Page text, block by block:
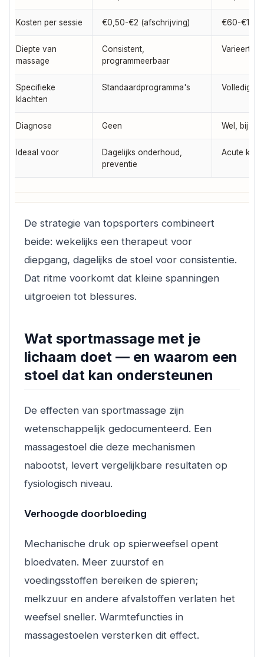
Kosten per sessie €0,50-€2 (afschrijving) €60-€120
Diepte van
massage
Consistent,
programmeerbaar
Varieert
Specifieke
klachten
Standaardprogramma's Volledig
Diagnose Geen Wel, bij
Ideaal voor
Dagelijks onderhoud,
preventie
Acute
De strategie van topsporters combineert
beide: wekelijks een therapeut voor
diepgang, dagelijks de stoel voor consistentie.
Dat ritme voorkomt dat kleine spanningen
uitgroeien tot blessures.
Wat sportmassage met je
lichaam doet — en waarom een
stoel dat kan ondersteunen
De effecten van sportmassage zijn
wetenschappelijk gedocumenteerd. Een
massagestoel die deze mechanismen
nabootst, levert vergelijkbare resultaten op
fysiologisch niveau.
Verhoogde doorbloeding
Mechanische druk op spierweefsel opent
bloedvaten. Meer zuurstof en
voedingsstoffen bereiken de spieren;
melkzuur en andere afvalstoffen verlaten het
weefsel sneller. Warmtefuncties in
massagestoelen versterken dit effect.